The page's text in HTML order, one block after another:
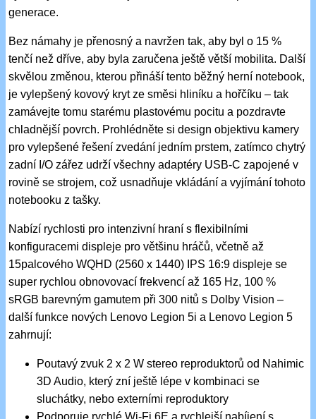
generace.
Bez námahy je přenosný a navržen tak, aby byl o 15 %
tenčí než dříve, aby byla zaručena ještě větší mobilita. Další
skvělou změnou, kterou přináší tento běžný herní notebook,
je vylepšený kovový kryt ze směsi hliníku a hořčíku – tak
zamávejte tomu starému plastovému pocitu a pozdravte
chladnější povrch. Prohlédněte si design objektivu kamery
pro vylepšené řešení zvedání jedním prstem, zatímco chytrý
zadní I/O zářez udrží všechny adaptéry USB-C zapojené v
rovině se strojem, což usnadňuje vkládání a vyjímání tohoto
notebooku z tašky.
Nabízí rychlosti pro intenzivní hraní s flexibilními
konfiguracemi displeje pro většinu hráčů, včetně až
15palcového WQHD (2560 x 1440) IPS 16:9 displeje se
super rychlou obnovovací frekvencí až 165 Hz, 100 %
sRGB barevným gamutem při 300 nitů s Dolby Vision –
další funkce nových Lenovo Legion 5i a Lenovo Legion 5
zahrnují:
Poutavý zvuk 2 x 2 W stereo reproduktorů od Nahimic
3D Audio, který zní ještě lépe v kombinaci se
sluchátky, nebo externími reproduktory
Podporuje rychlé Wi-Fi 6E a rychlejší nabíjení s